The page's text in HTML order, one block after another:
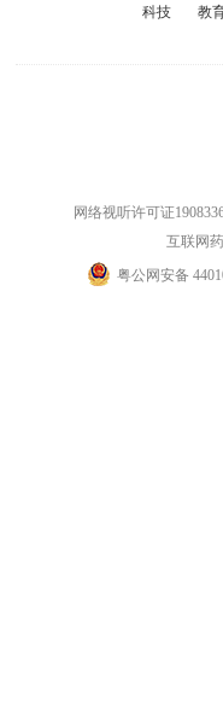
科技
教
网络视听许可证
互联网
粤公网安备